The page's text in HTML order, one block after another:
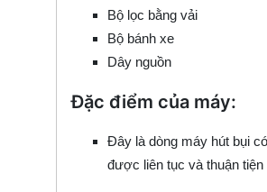
Bộ lọc bằng vải
Bộ bánh xe
Dây nguồn
Đặc điểm của máy:
Đây là dòng máy hút bụi
được liên tục và thuận